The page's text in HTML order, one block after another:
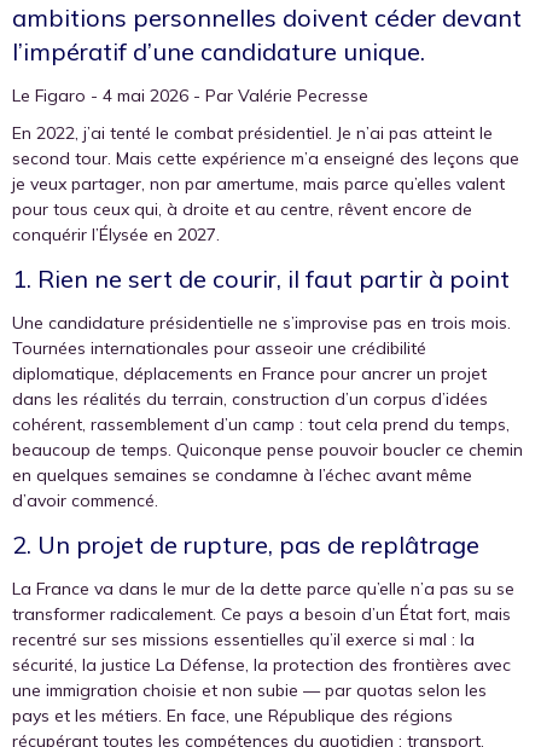
ambitions personnelles doivent céder devant
l’impératif d’une candidature unique.
Le Figaro - 4 mai 2026 - Par Valérie Pecresse
En 2022, j’ai tenté le combat présidentiel. Je n’ai pas atteint le
second tour. Mais cette expérience m’a enseigné des leçons que
je veux partager, non par amertume, mais parce qu’elles valent
pour tous ceux qui, à droite et au centre, rêvent encore de
conquérir l’Élysée en 2027.
1. Rien ne sert de courir, il faut partir à point
Une candidature présidentielle ne s’improvise pas en trois mois.
Tournées internationales pour asseoir une crédibilité
diplomatique, déplacements en France pour ancrer un projet
dans les réalités du terrain, construction d’un corpus d’idées
cohérent, rassemblement d’un camp : tout cela prend du temps,
beaucoup de temps. Quiconque pense pouvoir boucler ce chemin
en quelques semaines se condamne à l’échec avant même
d’avoir commencé.
2. Un projet de rupture, pas de replâtrage
La France va dans le mur de la dette parce qu’elle n’a pas su se
transformer radicalement. Ce pays a besoin d’un État fort, mais
recentré sur ses missions essentielles qu’il exerce si mal : la
sécurité, la justice La Défense, la protection des frontières avec
une immigration choisie et non subie — par quotas selon les
pays et les métiers. En face, une République des régions
récupérant toutes les compétences du quotidien : transport,